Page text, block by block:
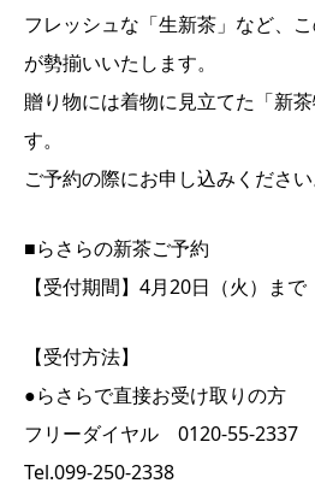
フレッシュな「生新茶」など、
が勢揃いいたします。
贈り物には着物に見立てた「新
す。
ご予約の際にお申し込みください
■らさらの新茶ご予約
【受付期間】4月20日（火）まで
【受付方法】
●らさらで直接お受け取りの方
フリーダイヤル 0120-55-2337
Tel.099-250-2338